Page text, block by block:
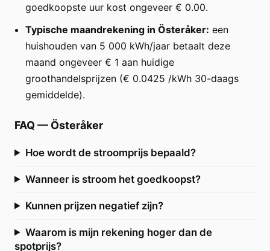
goedkoopste uur kost ongeveer € 0.00.
Typische maandrekening in Österåker: een
huishouden van 5 000 kWh/jaar betaalt deze
maand ongeveer € 1 aan huidige
groothandelsprijzen (€ 0.0425 /kWh 30-daags
gemiddelde).
FAQ — Österåker
Hoe wordt de stroomprijs bepaald?
Wanneer is stroom het goedkoopst?
Kunnen prijzen negatief zijn?
Waarom is mijn rekening hoger dan de
spotprijs?